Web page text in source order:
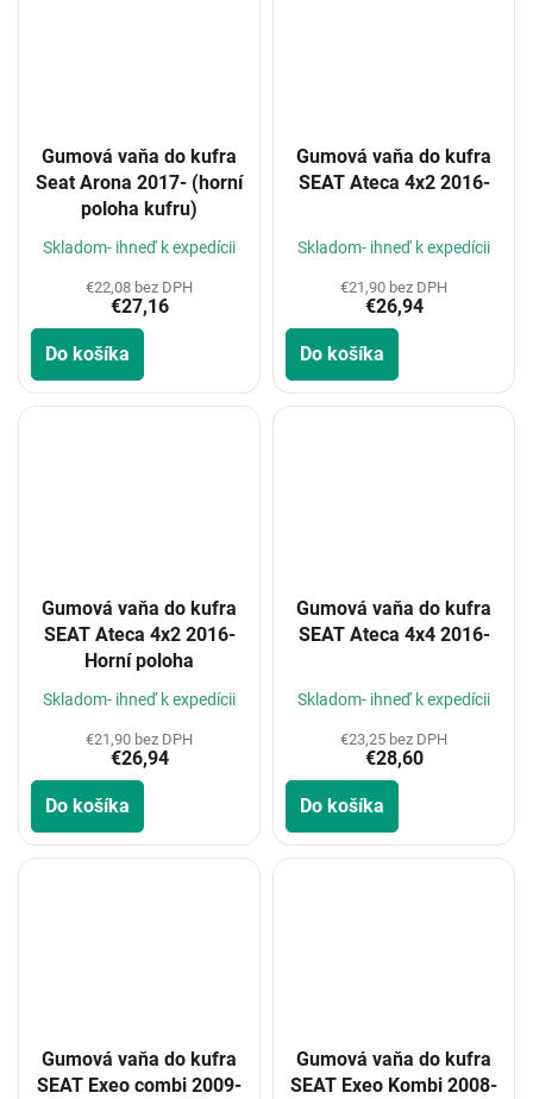
Gumová vaňa do kufra
Seat Arona 2017- (horní
poloha kufru)
Skladom- ihneď k expedícii
€22,08 bez DPH
€27,16
Do košíka
Gumová vaňa do kufra
SEAT Ateca 4x2 2016-
Skladom- ihneď k expedícii
€21,90 bez DPH
€26,94
Do košíka
Gumová vaňa do kufra
SEAT Ateca 4x2 2016-
Horní poloha
Skladom- ihneď k expedícii
€21,90 bez DPH
€26,94
Do košíka
Gumová vaňa do kufra
SEAT Ateca 4x4 2016-
Skladom- ihneď k expedícii
€23,25 bez DPH
€28,60
Do košíka
Gumová vaňa do kufra
SEAT Exeo combi 2009-
Gumová vaňa do kufra
SEAT Exeo Kombi 2008-